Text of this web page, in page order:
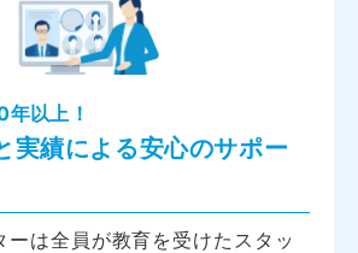
以上！
実績による安心のサポー
ーは全員が教育を受けたスタッ